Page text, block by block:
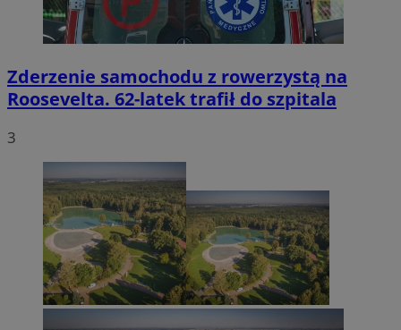
Zderzenie samochodu z rowerzystą na
Roosevelta. 62-latek trafił do szpitala
3